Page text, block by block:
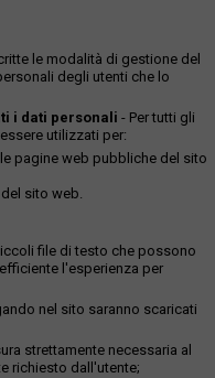
le modalità di gestione del
degli utenti che lo
i dati personali - Per tutti gli
utilizzati per:
pagine web pubbliche del sito
sito web.
file di testo che possono
l'esperienza per
nel sito saranno scaricati
strettamente necessaria al
richiesto dall'utente;